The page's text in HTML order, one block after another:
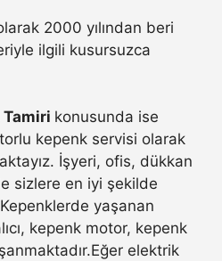
2000 yılından beri
ilgili kusursuzca
Tamiri konusunda ise
kepenk servisi olarak
İşyeri, ofis, dükkan
sizlere en iyi şekilde
yaşanan
kepenk motor, kepenk
elektrik